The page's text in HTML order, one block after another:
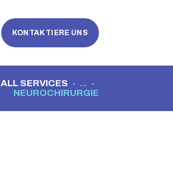
KONTAKTIERE UNS
ALL SERVICES
...
NEUROCHIRURGIE